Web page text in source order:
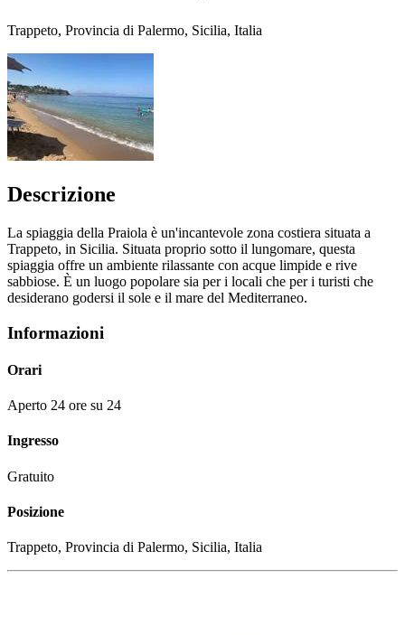
Trappeto, Provincia di Palermo, Sicilia, Italia
Descrizione
La spiaggia della Praiola è un'incantevole zona costiera situata a
Trappeto, in Sicilia. Situata proprio sotto il lungomare, questa
spiaggia offre un ambiente rilassante con acque limpide e rive
sabbiose. È un luogo popolare sia per i locali che per i turisti che
desiderano godersi il sole e il mare del Mediterraneo.
Informazioni
Orari
Aperto 24 ore su 24
Ingresso
Gratuito
Posizione
Trappeto, Provincia di Palermo, Sicilia, Italia